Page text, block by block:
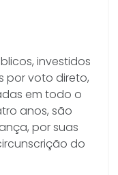
investidos
por voto direto,
em todo o
anos, são
por suas
do